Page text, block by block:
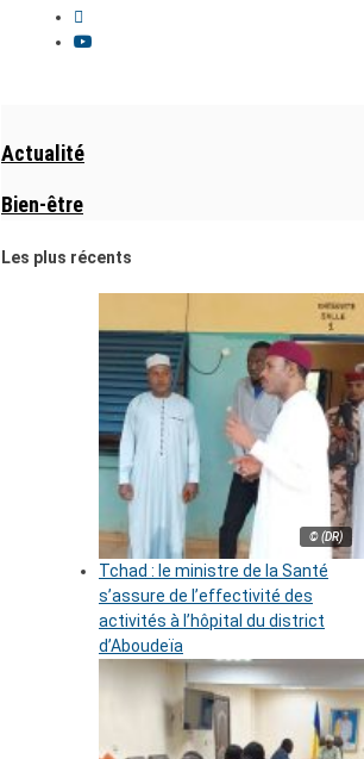
Actualité
Bien-être
Les plus récents
© (DR)
Tchad : le ministre de la Santé
s’assure de l’effectivité des
activités à l’hôpital du district
d’Aboudeïa